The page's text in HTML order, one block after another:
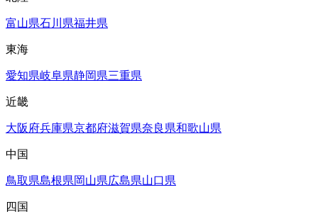
富山県石川県福井県
東海
愛知県岐阜県静岡県三重県
近畿
大阪府兵庫県京都府滋賀県奈良県和歌山県
中国
鳥取県島根県岡山県広島県山口県
四国